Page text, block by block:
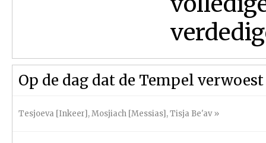
Op de dag dat de Tempel
Tesjoeva [Inkeer],Mosjiach [Messias],Tisja Be'av»